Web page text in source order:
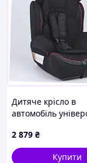
Дитяче крісло в
автомобіль
2TB6B07377
2 879 ₴
Купити